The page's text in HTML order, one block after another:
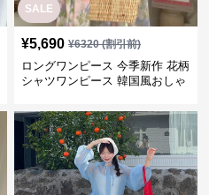
SALE
¥5,690 ¥6320(割引前)
ロングワンピース 今季新作 花柄
シャツワンピース 韓国風おしゃ